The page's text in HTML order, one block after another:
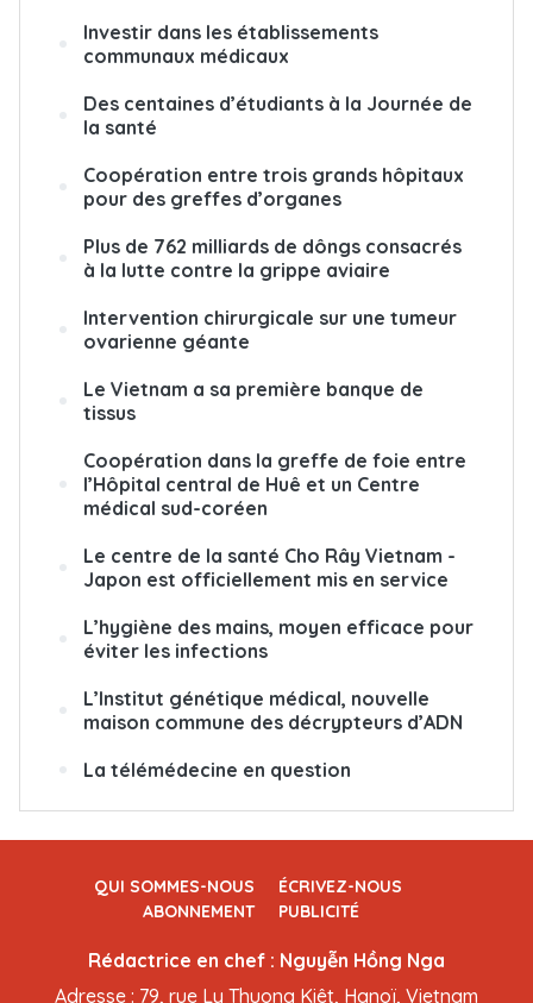
Investir dans les établissements
communaux médicaux
Des centaines d’étudiants à la Journée de
la santé
Coopération entre trois grands hôpitaux
pour des greffes d’organes
Plus de 762 milliards de dôngs consacrés
à la lutte contre la grippe aviaire
Intervention chirurgicale sur une tumeur
ovarienne géante
Le Vietnam a sa première banque de
tissus
Coopération dans la greffe de foie entre
l’Hôpital central de Huê et un Centre
médical sud-coréen
Le centre de la santé Cho Rây Vietnam -
Japon est officiellement mis en service
L’hygiène des mains, moyen efficace pour
éviter les infections
L’Institut génétique médical, nouvelle
maison commune des décrypteurs d’ADN
La télémédecine en question
QUI SOMMES-NOUS
ÉCRIVEZ-NOUS
ABONNEMENT
PUBLICITÉ
Rédactrice en chef : Nguyễn Hồng Nga
Adresse : 79, rue Ly Thuong Kiêt, Hanoï, Vietnam